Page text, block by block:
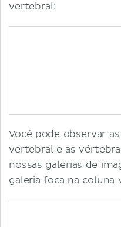
vertebral:
Você pode observar
vertebral e as
nossas galerias de
galeria foca na